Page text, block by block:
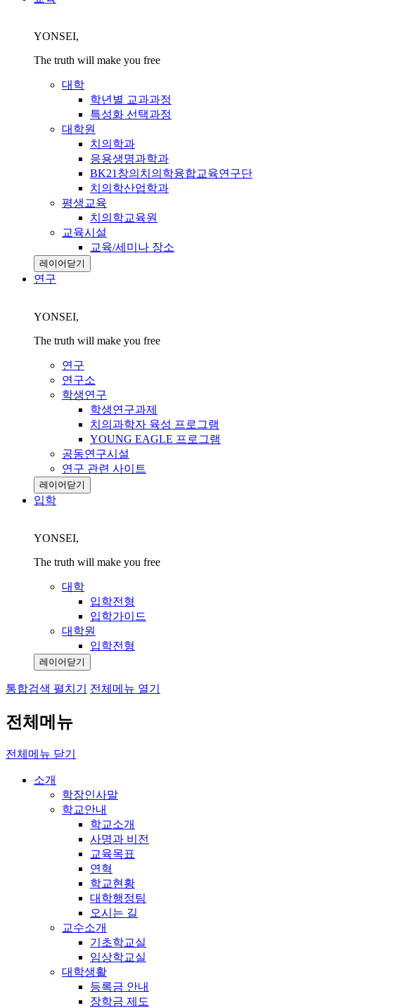
YONSEI,
The truth will make you free
대학
학년별 교과과정
특성화 선택과정
대학원
치의학과
응용생명과학과
BK21창의치의학융합교육연구단
치의학산업학과
평생교육
치의학교육원
교육시설
교육/세미나 장소
레이어닫기
연구
YONSEI,
The truth will make you free
연구
연구소
학생연구
학생연구과제
치의과학자 육성 프로그램
YOUNG EAGLE 프로그램
공동연구시설
연구 관련 사이트
레이어닫기
입학
YONSEI,
The truth will make you free
대학
입학전형
입학가이드
대학원
입학전형
레이어닫기
통합검색 펼치기 전체메뉴 열기
전체메뉴
전체메뉴 닫기
소개
학장인사말
학교안내
학교소개
사명과 비전
교육목표
연혁
학교현황
대학행정팀
오시는 길
교수소개
기초학교실
임상학교실
대학생활
등록금 안내
장학금 제도